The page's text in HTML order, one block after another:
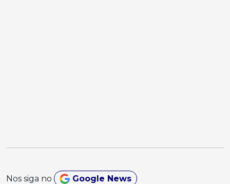
Nos siga no Google News